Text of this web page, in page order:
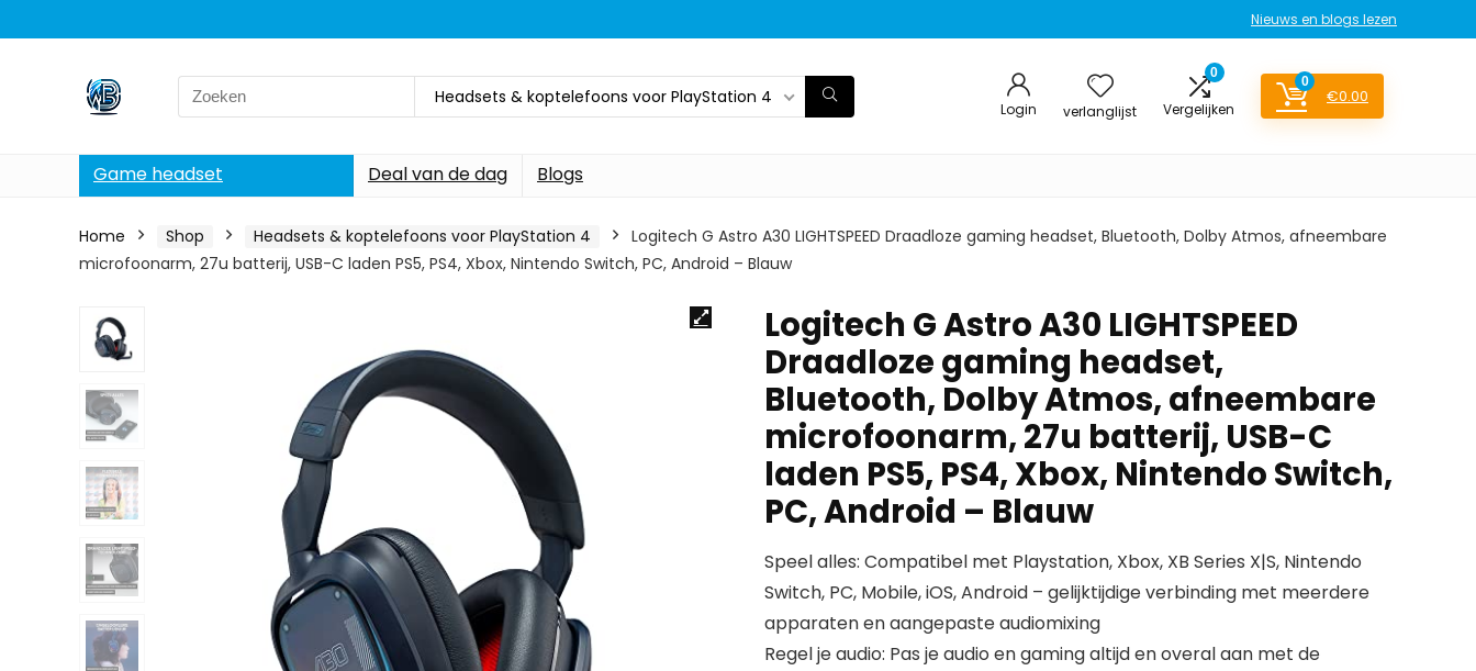
Nieuws en blogs lezen
Search
for:
Headsets & koptelefoons voor PlayStation 4
Login verlanglijst
0
Vergelijken
0
€0.00
Game headset Deal van de dag Blogs
Home Shop Headsets & koptelefoons voor PlayStation 4
Logitech G Astro A30 LIGHTSPEED Draadloze gaming headset, Bluetooth, Dolby Atmos, afneembare
microfoonarm, 27u batterij, USB-C laden PS5, PS4, Xbox, Nintendo Switch, PC, Android – Blauw
Logitech G Astro A30 LIGHTSPEED
Draadloze gaming headset,
Bluetooth, Dolby Atmos, afneembare
microfoonarm, 27u batterij, USB-C
laden PS5, PS4, Xbox, Nintendo Switch,
PC, Android – Blauw
Speel alles: Compatibel met Playstation, Xbox, XB Series X|S, Nintendo
Switch, PC, Mobile, iOS, Android – gelijktijdige verbinding met meerdere
apparaten en aangepaste audiomixing
Regel je audio: Pas je audio en gaming altijd en overal aan met de